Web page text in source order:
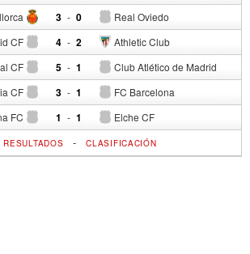
3 - Real Oviedo
0
CF 4 - Athletic Club
2
CF 5 - Club Atlético de Madrid
1
CF 3 - FC Barcelona
1
FC 1 - Elche CF
1
RESULTADOS -CLASIFICACIÓN